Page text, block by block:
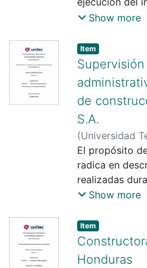
relacionados
Karim’s y
en el ámbito
Show more
Item
de
S.A.
(Universidad
Esther García
Aguirre
El propósito
radica en
realizadas
profesional,
cabo durante
en la empresa
Show more
Item
Honduras